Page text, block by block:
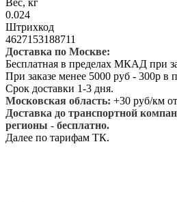
0.024
Штрихкод
4627153188711
Доставка по Москве:
Бесплатная в пределах МКАД при
При заказе менее 5000 руб - 300р
Срок доставки 1-3 дня.
Московская область: +30 руб/км
Доставка до транспортной
регионы - бесплатно.
Далее по тарифам ТК.